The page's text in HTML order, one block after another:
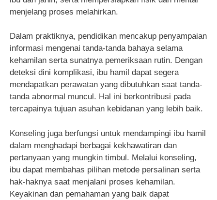
menjelang proses melahirkan.
Dalam praktiknya, pendidikan mencakup penyampaian
informasi mengenai tanda-tanda bahaya selama
kehamilan serta sunatnya pemeriksaan rutin. Dengan
deteksi dini komplikasi, ibu hamil dapat segera
mendapatkan perawatan yang dibutuhkan saat tanda-
tanda abnormal muncul. Hal ini berkontribusi pada
tercapainya tujuan asuhan kebidanan yang lebih baik.
Konseling juga berfungsi untuk mendampingi ibu hamil
dalam menghadapi berbagai kekhawatiran dan
pertanyaan yang mungkin timbul. Melalui konseling,
ibu dapat membahas pilihan metode persalinan serta
hak-haknya saat menjalani proses kehamilan.
Keyakinan dan pemahaman yang baik dapat